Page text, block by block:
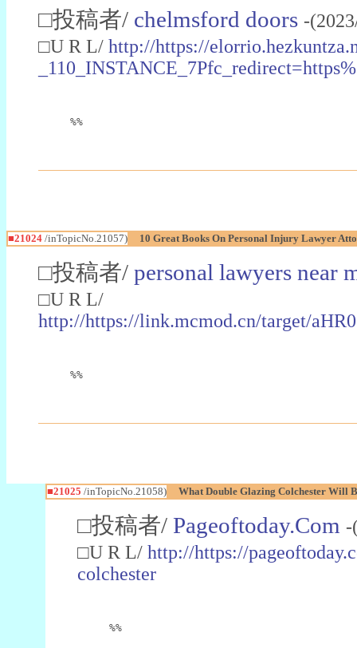
□投稿者/ chelmsford doors -
□U R L/ http://https://
%%
■21024 /inTopicNo.21057) 10 Great Books On Personal Injury Lawyer
□投稿者/ personal lawyers near
□U R L/
http://https://link.mcmod.cn/target/
%%
■21025 /inTopicNo.21058) What Double Glazing Colchester Will
□投稿者/ Pageoftoday.Com -
□U R L/ http://https://
colchester
%%